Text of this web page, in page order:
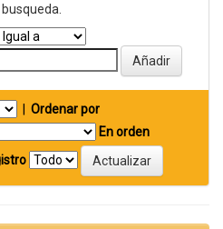
Ordenar por
En orden